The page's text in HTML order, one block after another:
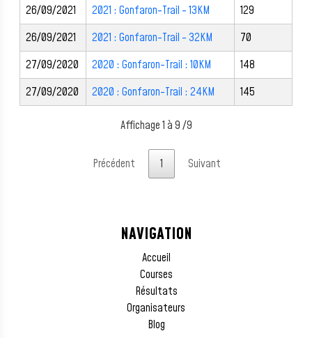
26/09/2021 2021 : Gonfaron-Trail - 13KM
129
26/09/2021
2021 : Gonfaron-Trail - 32KM
70
27/09/2020
2020 : Gonfaron-Trail : 10KM
148
27/09/2020
2020 : Gonfaron-Trail : 24KM 145
Affichage 1 à 9 /9
Précédent 1 Suivant
NAVIGATION
Accueil
Courses
Résultats
Organisateurs
Blog